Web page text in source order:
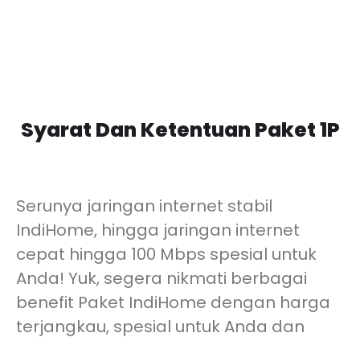
Syarat Dan Ketentuan Paket 1P
Serunya jaringan internet stabil
IndiHome, hingga jaringan internet
cepat hingga 100 Mbps spesial untuk
Anda! Yuk, segera nikmati berbagai
benefit Paket IndiHome dengan harga
terjangkau, spesial untuk Anda dan